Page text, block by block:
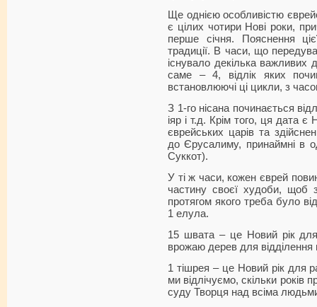
Ще однією особливістю
є цілих чотири Нові роки,
перше січня. Пояснення
традиції. В часи, що
існувало декілька важливих
саме – 4, відлік яких
встановлюючі ці цикли, з
З 1-го нісана починається
іяр і т.д. Крім того, ця дата
єврейських царів та
до Єрусалиму, принаймні в
Суккот).
У ті ж часи, кожен єврей
частину своєї худоби, щоб
протягом якого треба було
1 елула.
15 швата – це Новий рік
врожаю дерев для відділення
1 тішрея – це Новий рік для
ми відлічуємо, скільки років
суду Творця над всіма